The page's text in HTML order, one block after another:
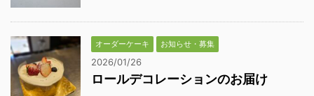
オーダーケーキ お知らせ・募集
2026/01/26
ロールデコレーションのお届け